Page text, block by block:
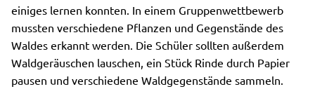
einiges lernen konnten. In einem Gruppenwettbewerb
mussten verschiedene Pflanzen und Gegenstände des
Waldes erkannt werden. Die Schüler sollten außerdem
Waldgeräuschen lauschen, ein Stück Rinde durch Papier
pausen und verschiedene Waldgegenstände sammeln.